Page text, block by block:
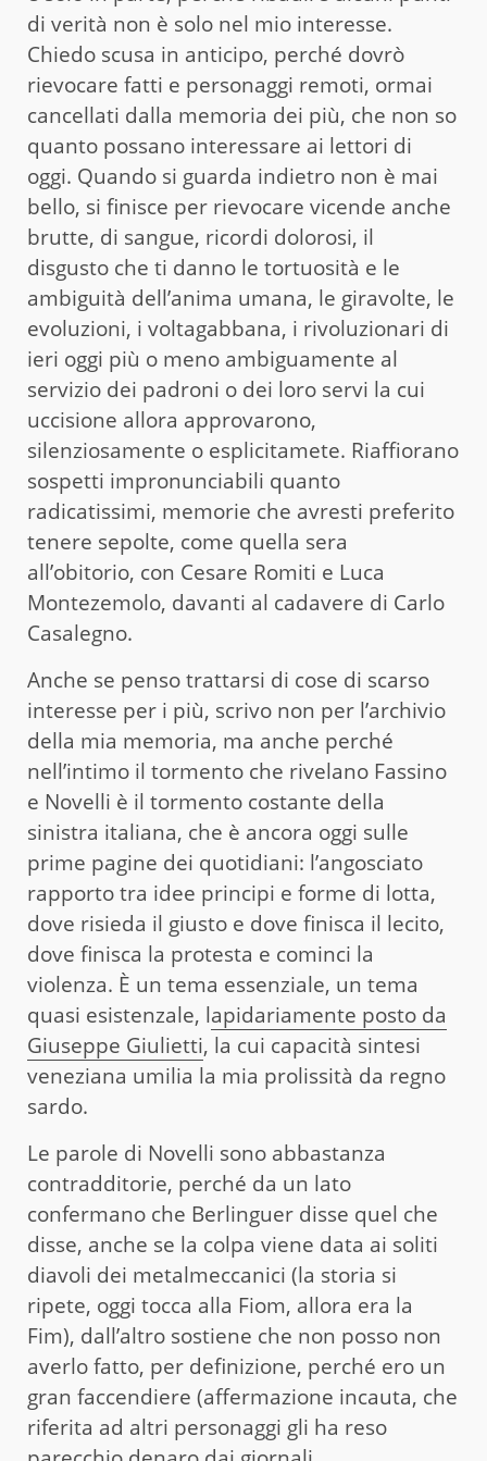
di verità non è solo nel mio interesse.
Chiedo scusa in anticipo, perché dovrò
rievocare fatti e personaggi remoti, ormai
cancellati dalla memoria dei più, che non so
quanto possano interessare ai lettori di
oggi. Quando si guarda indietro non è mai
bello, si finisce per rievocare vicende anche
brutte, di sangue, ricordi dolorosi, il
disgusto che ti danno le tortuosità e le
ambiguità dell’anima umana, le giravolte, le
evoluzioni, i voltagabbana, i rivoluzionari di
ieri oggi più o meno ambiguamente al
servizio dei padroni o dei loro servi la cui
uccisione allora approvarono,
silenziosamente o esplicitamete. Riaffiorano
sospetti impronunciabili quanto
radicatissimi, memorie che avresti preferito
tenere sepolte, come quella sera
all’obitorio, con Cesare Romiti e Luca
Montezemolo, davanti al cadavere di Carlo
Casalegno.
Anche se penso trattarsi di cose di scarso
interesse per i più, scrivo non per l’archivio
della mia memoria, ma anche perché
nell’intimo il tormento che rivelano Fassino
e Novelli è il tormento costante della
sinistra italiana, che è ancora oggi sulle
prime pagine dei quotidiani: l’angosciato
rapporto tra idee principi e forme di lotta,
dove risieda il giusto e dove finisca il lecito,
dove finisca la protesta e cominci la
violenza. È un tema essenziale, un tema
quasi esistenzale, lapidariamente posto da
Giuseppe Giulietti, la cui capacità sintesi
veneziana umilia la mia prolissità da regno
sardo.
Le parole di Novelli sono abbastanza
contradditorie, perché da un lato
confermano che Berlinguer disse quel che
disse, anche se la colpa viene data ai soliti
diavoli dei metalmeccanici (la storia si
ripete, oggi tocca alla Fiom, allora era la
Fim), dall’altro sostiene che non posso non
averlo fatto, per definizione, perché ero un
gran faccendiere (affermazione incauta, che
riferita ad altri personaggi gli ha reso